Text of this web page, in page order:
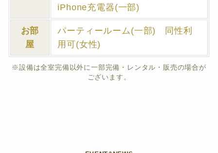
iPhone充電器(一部)
お部
屋
パーティールーム(一部) 同性利
用可(女性)
※設備は全室完備以外に一部完備・レンタル・販売の場合が
ございます。